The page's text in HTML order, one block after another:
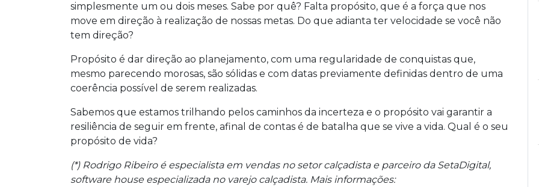
simplesmente um ou dois meses. Sabe por quê? Falta propósito, que é a força que nos
move em direção à realização de nossas metas. Do que adianta ter velocidade se você não
tem direção?
Propósito é dar direção ao planejamento, com uma regularidade de conquistas que,
mesmo parecendo morosas, são sólidas e com datas previamente definidas dentro de uma
coerência possível de serem realizadas.
Sabemos que estamos trilhando pelos caminhos da incerteza e o propósito vai garantir a
resiliência de seguir em frente, afinal de contas é de batalha que se vive a vida. Qual é o seu
propósito de vida?
(*) Rodrigo Ribeiro é especialista em vendas no setor calçadista e parceiro da SetaDigital,
software house especializada no varejo calçadista. Mais informações: